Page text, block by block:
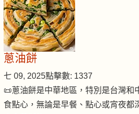
蔥油餅
七 09, 2025點擊數: 1337
📜蔥油餅是中華地區，特別是台灣和
食點心，無論是早餐、點心或宵夜都